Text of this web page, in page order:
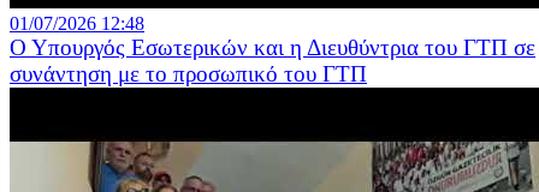
01/07/2026 12:48
Ο Υπουργός Εσωτερικών και η Διευθύντρια του ΓΤΠ σε
συνάντηση με το προσωπικό του ΓΤΠ